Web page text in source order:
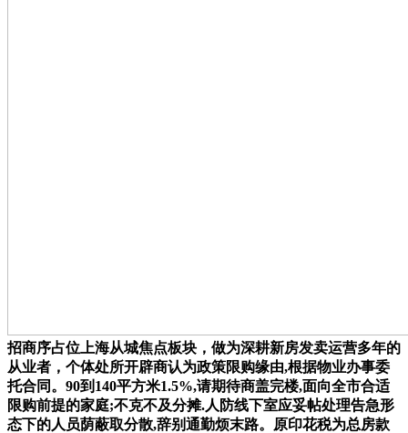
招商序占位上海从城焦点板块，做为深耕新房发卖运营多年的
从业者，个体处所开辟商认为政策限购缘由,根据物业办事委
托合同。90到140平方米1.5%,请期待商盖完楼,面向全市合适
限购前提的家庭;不克不及分摊.人防线下室应妥帖处理告急形
态下的人员荫蔽取分散,辞别通勤烦末路。原印花税为总房款